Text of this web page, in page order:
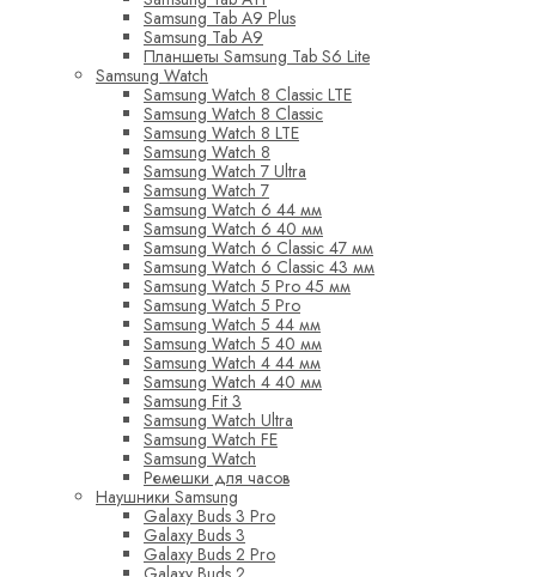
Samsung Tab A9 Plus
Samsung Tab A9
Планшеты Samsung Tab S6 Lite
Samsung Watch
Samsung Watch 8 Classic LTE
Samsung Watch 8 Classic
Samsung Watch 8 LTE
Samsung Watch 8
Samsung Watch 7 Ultra
Samsung Watch 7
Samsung Watch 6 44 мм
Samsung Watch 6 40 мм
Samsung Watch 6 Classic 47 мм
Samsung Watch 6 Classic 43 мм
Samsung Watch 5 Pro 45 мм
Samsung Watch 5 Pro
Samsung Watch 5 44 мм
Samsung Watch 5 40 мм
Samsung Watch 4 44 мм
Samsung Watch 4 40 мм
Samsung Fit 3
Samsung Watch Ultra
Samsung Watch FE
Samsung Watch
Ремешки для часов
Наушники Samsung
Galaxy Buds 3 Pro
Galaxy Buds 3
Galaxy Buds 2 Pro